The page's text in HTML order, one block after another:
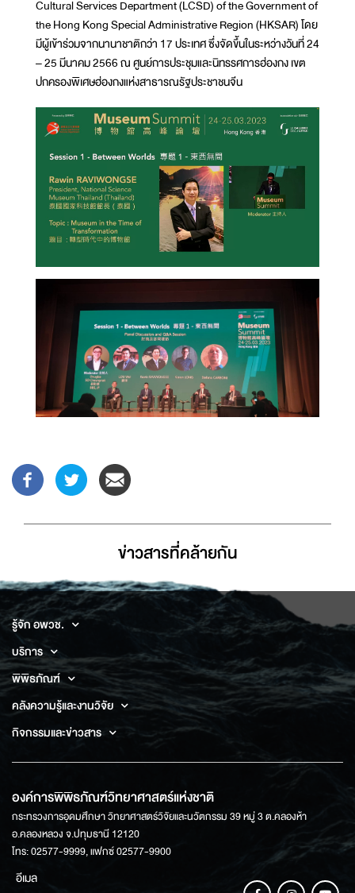
Cultural Services Department (LCSD) of the Government of
the Hong Kong Special Administrative Region (HKSAR) โดย
มีผู้เข้าร่วมจากนานาชาติกว่า 17 ประเทศ ซึ่งจัดขึ้นในระหว่างวันที่ 24
– 25 มีนาคม 2566 ณ ศูนย์การประชุมและนิทรรศการฮ่องกง เขต
ปกครองพิเศษฮ่องกงแห่งสาธารณรัฐประชาชนจีน
ข่าวสารที่่คล้ายกัน
รู้จัก อพวช.
บริการ
พิพิธภัณฑ์
คลังความรู้และงานวิจัย
กิจกรรมและข่าวสาร
องค์การพิพิธภัณฑ์วิทยาศาสตร์แห่งชาติ
กระทรวงการอุดมศึกษา วิทยาศาสตร์วิจัยและนวัตกรรม 39 หมู่ 3 ต.คลองห้า
อ.คลองหลวง จ.ปทุมธานี 12120
โทร: 02577-9999, แฟกซ์ 02577-9900
อีเมล